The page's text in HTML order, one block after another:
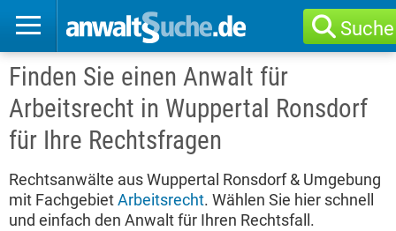
Suche
Finden Sie einen Anwalt für
Arbeitsrecht in Wuppertal Ronsdorf
für Ihre Rechtsfragen
Rechtsanwälte aus Wuppertal Ronsdorf & Umgebung
mit FachgebietArbeitsrecht. Wählen Sie hier schnell
und einfach den Anwalt für Ihren Rechtsfall.